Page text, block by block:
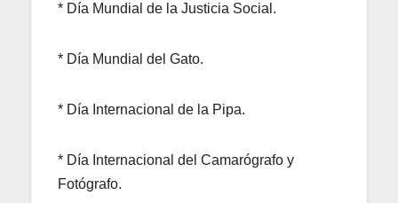
* Día Mundial de la Justicia Social.
* Día Mundial del Gato.
* Día Internacional de la Pipa.
* Día Internacional del Camarógrafo y
Fotógrafo.